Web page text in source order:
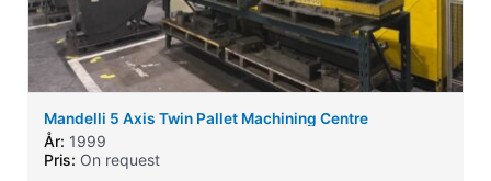
Mandelli 5 Axis Twin Pallet Machining Centre
År: 1999
Pris: On request